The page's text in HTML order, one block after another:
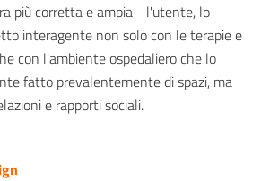
più corretta e ampia - l'utente, lo
interagente non solo con le terapie e
con l'ambiente ospedaliero che lo
fatto prevalentemente di spazi, ma
e rapporti sociali.